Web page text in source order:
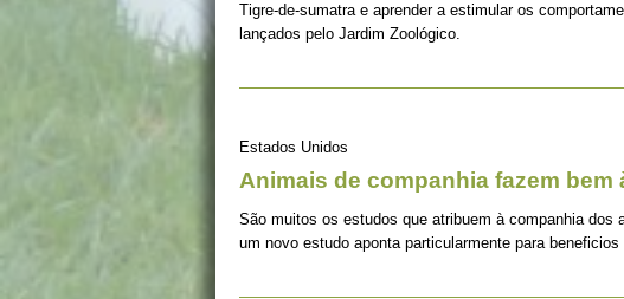
Tigre-de-sumatra e aprender a estimular os
lançados pelo Jardim Zoológico.
Estados Unidos
Animais de companhia fazem bem
São muitos os estudos que atribuem à companhia dos
um novo estudo aponta particularmente para